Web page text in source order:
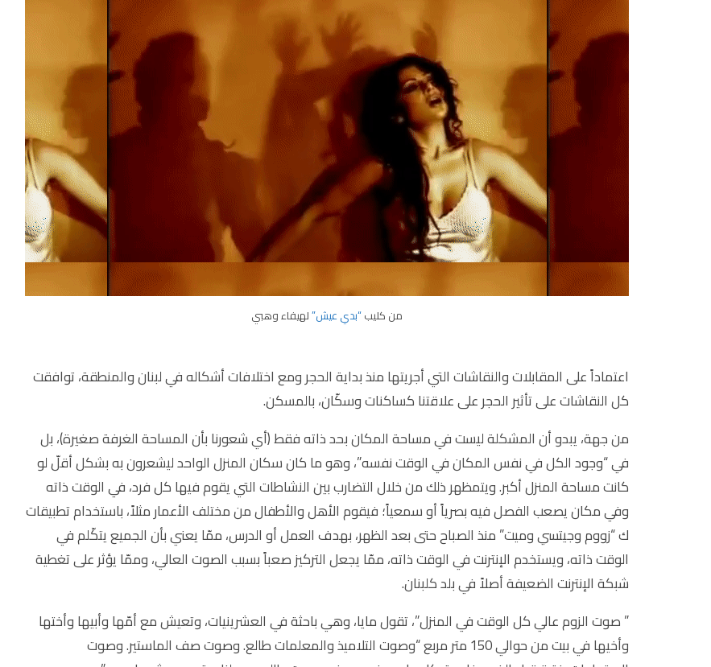
من كليب“بدي عيش”لهيفاء وهبي
اعتماداً على المقابلات والنقاشات التي أجريتها منذ بداية الحجر ومع اختلافات أشكاله في لبنان والمنطقة، توافقت
كل النقاشات على تأثير الحجر على علاقتنا كساكنات وسكّان، بالمسكن.
من جهة، يبدو أن المشكلة ليست في مساحة المكان بحد ذاته فقط (أي شعورنا بأن المساحة الغرفة صغيرة)، بل
في “وجود الكل في نفس المكان في الوقت نفسه”، وهو ما كان سكان المنزل الواحد ليشعرون به بشكل أقلّ لو
كانت مساحة المنزل أكبر. ويتمظهر ذلك من خلال التضارب بين النشاطات التي يقوم فيها كل فرد، في الوقت ذاته
وفي مكان يصعب الفصل فيه بصرياً أو سمعياً؛ فيقوم الأهل والأطفال من مختلف الأعمار مثلاً، باستخدام تطبيقات
ك “زووم وجيتسي وميت” منذ الصباح حتى بعد الظهر، بهدف العمل أو الدرس، ممّا يعني بأن الجميع يتكّلم في
الوقت ذاته، ويستخدم الإنترنت في الوقت ذاته، ممّا يجعل التركيز صعباً بسبب الصوت العالي، وممّا يؤثر على تغطية
شبكة الإنترنت الضعيفة أصلاً في بلد كلبنان.
” صوت الزوم عالي كل الوقت في المنزل”، تقول مايا، وهي باحثة في العشرينيات، وتعيش مع أمّها وأبيها وأختها
وأخيها في بيت من حوالي 150 متر مربع “وصوت التلاميذ والمعلمات طالع. وصوت صف الماستير. وصوت